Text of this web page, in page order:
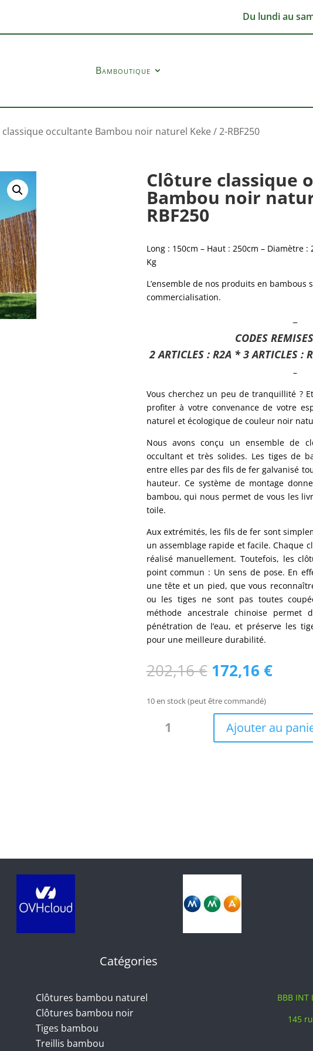
Du lundi au
Bamboutique
occultante Bambou noir naturel Keke / 2-RBF250
Clôture classique
Bambou noir
RBF250
Long : 150cm – Haut : 250cm – Diamètre
Kg
L’ensemble de nos produits en bambous
commercialisation.
–
CODES
2 ARTICLES : R2A * 3 ARTICLES :
–
Vous cherchez un peu de tranquillité ?
profiter à votre convenance de votre
naturel et écologique de couleur noir
Nous avons conçu un ensemble de
occultant et très solides. Les tiges de
entre elles par des fils de fer galvanisé
hauteur. Ce système de montage
bambou, qui nous permet de vous les
toile.
Aux extrémités, les fils de fer sont
un assemblage rapide et facile. Chaque
réalisé manuellement. Toutefois, les
point commun : Un sens de pose. En
une tête et un pied, que vous
ou les tiges ne sont pas toutes
méthode ancestrale chinoise
pénétration de l’eau, et préserve les
pour une meilleure durabilité.
202,16€ Le
prix
initial
était :
202,16 €.
172,16 €Le
prix
est :
10 en stock (peut être commandé)
Ajouter au
Catégories
Clôtures bambou naturel
Clôtures bambou noir
Tiges bambou
Treillis bambou
BBB INT
145